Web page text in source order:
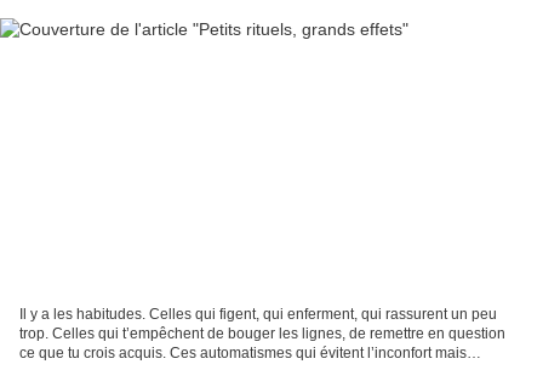
Il y a les habitudes. Celles qui figent, qui enferment, qui rassurent un peu
trop. Celles qui t’empêchent de bouger les lignes, de remettre en question
ce que tu crois acquis. Ces automatismes qui évitent l’inconfort mais